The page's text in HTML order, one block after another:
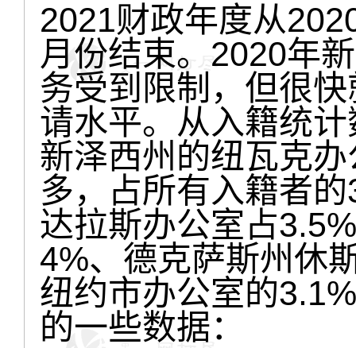
2021财政年度从
月份结束。2020年
务受到限制，但很
请水平。从入籍统
新泽西州的纽瓦克
多，占所有入籍者
达拉斯办公室占
4%、德克萨斯州休
纽约市办公室的
的一些数据：